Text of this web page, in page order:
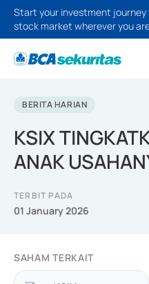
Start your investment
stock market wherever you
BERITA HARIAN
KSIX
ANAK
TERBIT PADA
01 January 2026
SAHAM TERKAIT